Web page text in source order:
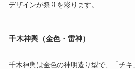
デザインが祭りを彩ります。
千木神輿（金色・雷神）
千木神輿は金色の神明造り型で、「チ